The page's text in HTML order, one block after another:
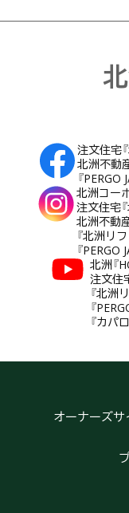
フッター
注文住宅
北洲不動
『
北洲コー
注文住宅
北洲不動
『北洲リ
『PERGO
北洲『
注文住
『北洲
『
『カパ
オーナーズサ